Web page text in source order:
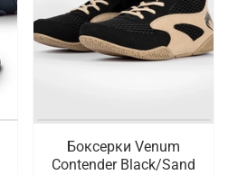
Боксерки Venum
Contender Black/Sand